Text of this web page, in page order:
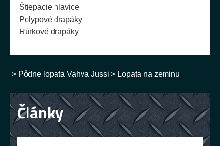
Štiepacie hlavice
Polypové drapáky
Rúrkové drapáky
> Pôdne lopata Vahva Jussi > Lopata na zeminu
Články